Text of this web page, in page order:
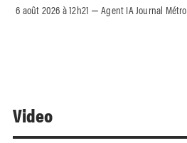
6 août 2026 à 12h21 –Agent IA Journal Métro
Video